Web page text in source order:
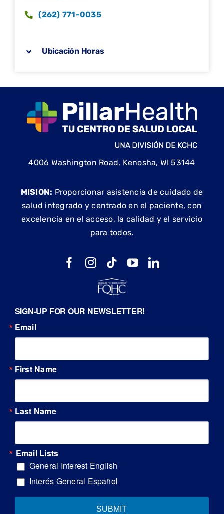
(262) 771-0035
Ubicación Horas
4006 Washington Road, Kenosha, WI 53144
MISION: Proporcionar asistencia de cuidado de
salud integrado y centrado en el paciente, con
excelencia en el acceso, la calidad y el servicio
para todos.
SIGN-UP FOR OUR NEWSLETTER!
Email
First Name
Last Name
Email Lists
General Interest English
Interés General Español
SUBMIT